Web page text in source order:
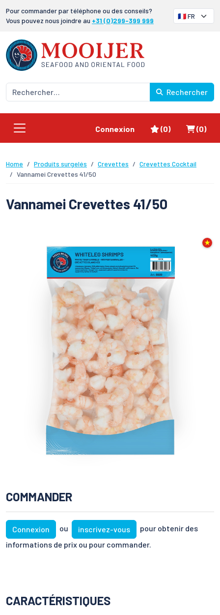
Pour commander par téléphone ou des conseils?
Vous pouvez nous joindre au +31 (0)299-399 999
Rechercher
Connexion Favoris
(0) Panier
(0)
Home Produits surgelés Crevettes
Crevettes Cocktail
Vannamei Crevettes 41/50
Vannamei Crevettes 41/50
COMMANDER
Connexion ou inscrivez-vous
pour obtenir des
informations de prix ou pour commander.
CARACTÉRISTIQUES